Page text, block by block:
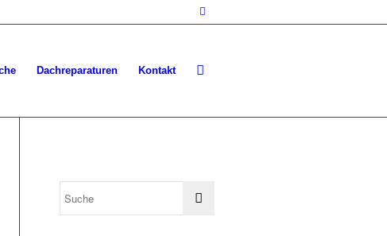
Dachreparaturen Kontakt